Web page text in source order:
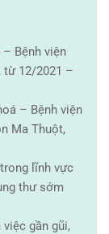
Bệnh viện
từ 12/2021 –
– Bệnh viện
Ma Thuột,
lĩnh vực
thư sớm
gần gũi,